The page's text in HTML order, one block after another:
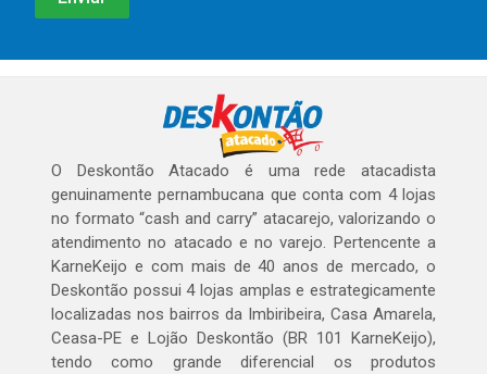
O Deskontão Atacado é uma rede atacadista
genuinamente pernambucana que conta com 4 lojas
no formato “cash and carry” atacarejo, valorizando o
atendimento no atacado e no varejo. Pertencente a
KarneKeijo e com mais de 40 anos de mercado, o
Deskontão possui 4 lojas amplas e estrategicamente
localizadas nos bairros da Imbiribeira, Casa Amarela,
Ceasa-PE e Lojão Deskontão (BR 101 KarneKeijo),
tendo como grande diferencial os produtos